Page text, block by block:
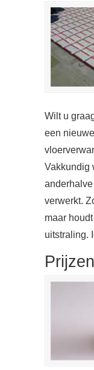
Wilt u
een
Vakkundig
verwerkt.
maar
uitstraling.
Prijzen